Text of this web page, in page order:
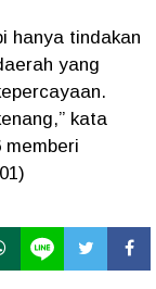
hanya tindakan
yang
kata
memberi